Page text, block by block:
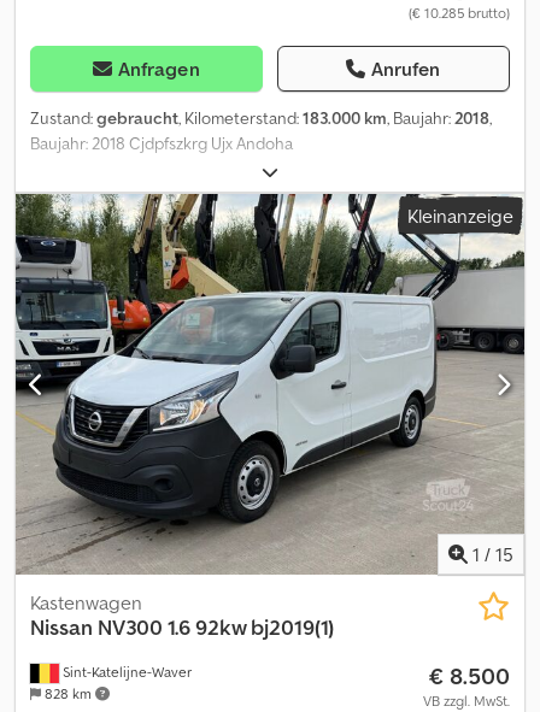
* + * Inzahlungnahme und Finanzierung möglich. * Eingabefehler
Ausstattung am Fahrzeug.Irrtum + Eingabefehler +
Zwischenverkauf vorbehalten
(€ 10.285 brutto)
Anfragen Anrufen
Zustand:gebraucht, Kilometerstand:183.000 km, Baujahr:2018,
Baujahr: 2018 Cjdpfszkrg Ujx Andoha
Kleinanzeige
1 / 15
Sint-Katelijne-Waver
828 km
Kastenwagen
Nissan NV300 1.6 92kw bj2019(1)
€ 8.500
VB zzgl. MwSt.